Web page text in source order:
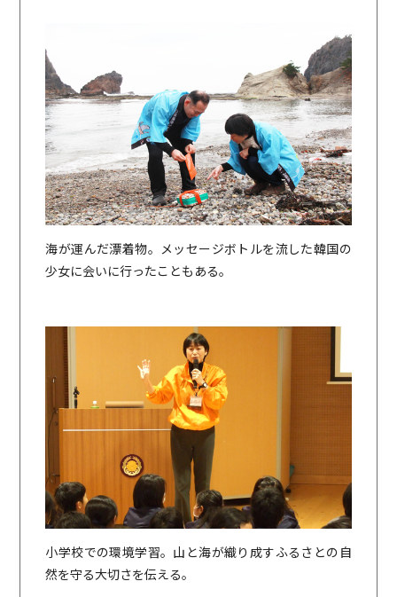
海が運んだ漂着物。メッセージボトルを流した韓国の
少女に会いに行ったこともある。
小学校での環境学習。山と海が織り成すふるさとの自
然を守る大切さを伝える。